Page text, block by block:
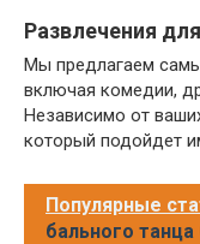
Развлечения
Мы предлагаем
включая комедии,
Независимо от
который подойдет
Популярные
бального